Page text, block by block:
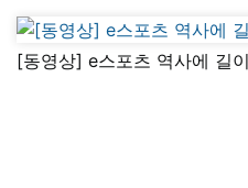
[동영상] e스포츠 역사에 길